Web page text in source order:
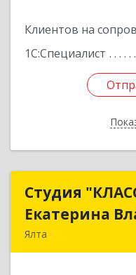
Клиентов на
1С:Специалист
Студия
Екатерина
Ялта
Студия